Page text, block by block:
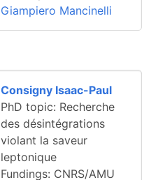
Giampiero Mancinelli
Consigny Isaac-Paul
PhD topic: Recherche
des désintégrations
violant la saveur
leptonique
Fundings: CNRS/AMU